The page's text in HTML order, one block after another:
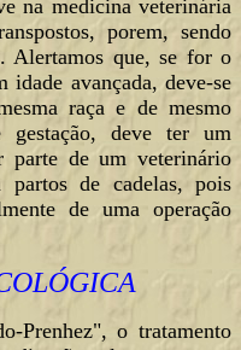
na medicina veterinária
porem, sendo
Alertamos que, se for o
idade avançada, deve-se
raça e de mesmo
deve ter um
parte de um veterinário
partos de cadelas, pois
de uma operação
Prenhez", o tratamento